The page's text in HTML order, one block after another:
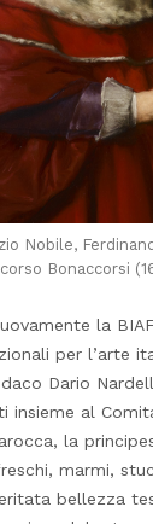
Nobile,
Bonaccorsi
la
per l’arte
Dario
insieme al
la
marmi,
bellezza